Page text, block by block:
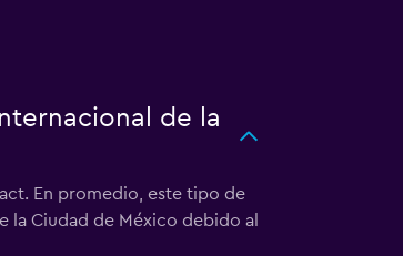
de la
En promedio, este tipo de
la Ciudad de México debido al